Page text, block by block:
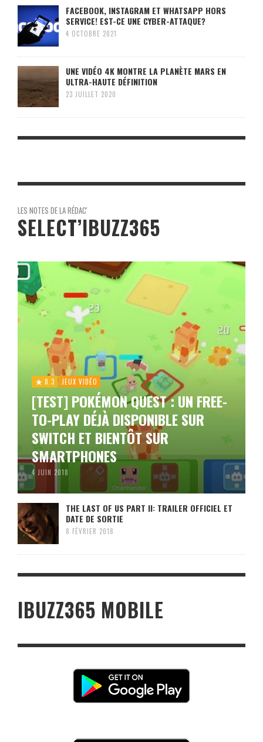
FACEBOOK, INSTAGRAM ET WHATSAPP HORS
SERVICE! EST-CE UNE CYBER-ATTAQUE?
4 OCTOBRE 2021
UNE VIDÉO 4K MONTRE LA PLANÈTE MARS EN
ULTRA-HAUTE DÉFINITION
23 JUILLET 2020
LES NOTES DE LA RÉDAC'
SELECT’IBUZZ365
8.3 JEUX VIDÉO
[TEST] POKÉMON QUEST : UN FREE-
TO-PLAY DÉJÀ DISPONIBLE SUR
SWITCH ET BIENTÔT SUR
SMARTPHONES
4 JUIN 2018
THE LAST OF US PART II: TRAILER OFFICIEL ET
DATE DE SORTIE
8 FÉVRIER 2018
IBUZZ365 MOBILE